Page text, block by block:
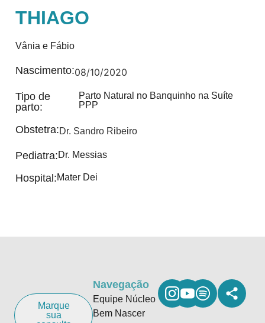
THIAGO
Vânia e Fábio
Nascimento:08/10/2020
Tipo de
parto:
Parto Natural no Banquinho na Suíte
PPP
Obstetra:Dr. Sandro Ribeiro
Pediatra:Dr. Messias
Hospital:Mater Dei
Marque
sua
Navegação
Equipe Núcleo
Bem Nascer